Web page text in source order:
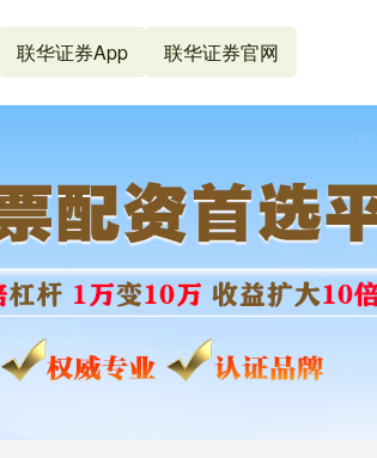
联华证券App 联华证券官网